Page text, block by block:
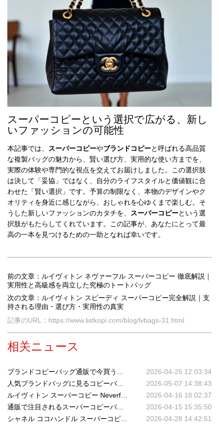
スーパーコピーという選択で広がる、新し
いファッションの可能性
本記事では、 スーパーコピーやブランドコピーと呼ばれる高品質
な複製バッグの魅力から、賢い選び方、実用的な使い方までを、
実際の体験や専門的な視点を交えてお届けしました。この選択肢
は決して「妥協」ではなく、自分のライフスタイルと価値観に合
わせた「賢い選択」です。予算の制限なく、本物のデザインやク
オリティを身近に感じながら、おしゃれを心ゆくまで楽しむ。そ
うした新しいファッションのカタチを、
スーパーコピーという選
択肢がもたらしてくれています。この記事が、あなたにとって最
高の一本を見つけるための一助となれば幸いです。
前の文章：ルイヴィトン ネヴァーフル スーパーコピー 徹底解説｜
実用性と高級感を両立した究極のトートバッグ
次の文章：ルイヴィトン スピーディ スーパーコピー完全解説｜支
持される理由・選び方・実用性の真実
記事のURL：https://www.listkopi.com/blog/lvbags-31.html
相关ニュース
2026-04-25 12:03:34
人気ブランドバッグに見るコピーバッグのトレンド分析｜2025年最新ブランドコピーバッグ市場動向
2026-05-07 14:38:43
2026-04-16 18:02:37
通販で注目されるスーパーコピーバッグの選び方ガイド｜品質・定番・信頼性を徹底解説
2026-04-15 15:35:50
2026-04-28 14:42:51